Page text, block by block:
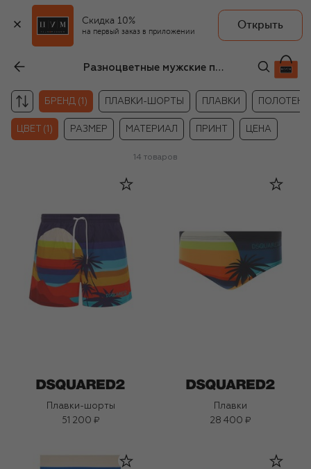
Скидка 10%
на первый заказ в приложении
Открыть
Разноцветные мужские пляжные принадлежности Dsquared2
БРЕНД (1) ПЛАВКИ-ШОРТЫ ПЛАВКИ
ЦВЕТ (1) РАЗМЕР МАТЕРИАЛ ПРИНТ ЦЕНА
14 товаров
Плавки-шорты
51 200 ₽
Плавки
28 400 ₽